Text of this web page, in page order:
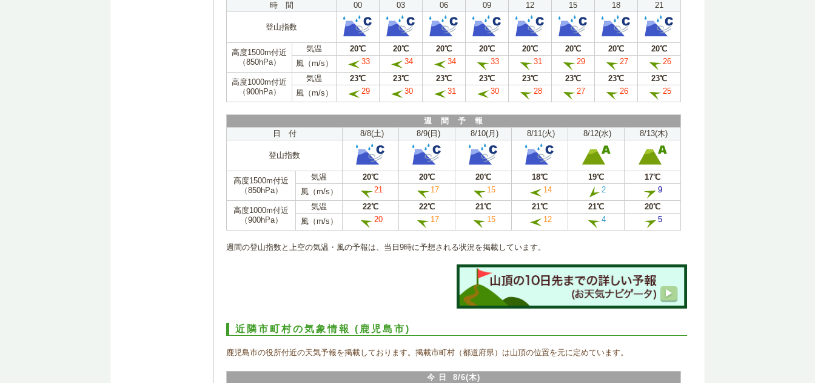
時 間
00 03 06 09 12 15 18 21
登山指数
高度1500m付近
（850hPa）
気温 20℃ 20℃ 20℃ 20℃ 20℃ 20℃ 20℃
20℃
風（m/s）
33 34 34 33 31 29 27 26
高度1000m付近
（900hPa）
気温 23℃ 23℃ 23℃ 23℃ 23℃ 23℃ 23℃
23℃
風（m/s）
29 30 31 30 28 27 26 25
週 間 予 報
日 付
8/8(土) 8/9(日) 8/10(月) 8/11(火) 8/12(水) 8/13(木)
登山指数
高度1500m付近
（850hPa）
気温 20℃ 20℃ 20℃ 18℃ 19℃
17℃
風（m/s）
21 17 15 14 2 9
高度1000m付近
（900hPa）
気温 22℃ 22℃ 21℃ 21℃ 21℃
20℃
風（m/s）
20 17 15 12 4 5
週間の登山指数と上空の気温・風の予報は、当日9時に予想される状況を掲載しています。
近隣市町村の気象情報 (鹿児島市)
鹿児島市の役所付近の天気予報を掲載しております。掲載市町村（都道府県）は山頂の位置を元に定めています。
今 日 8/6(木)